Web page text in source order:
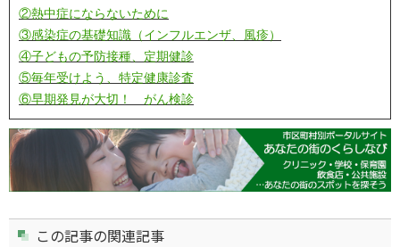
②熱中症にならないために
③感染症の基礎知識（インフルエンザ、風疹）
④子どもの予防接種、定期健診
⑤毎年受けよう、特定健康診査
⑥早期発見が大切！ がん検診
この記事の関連記事